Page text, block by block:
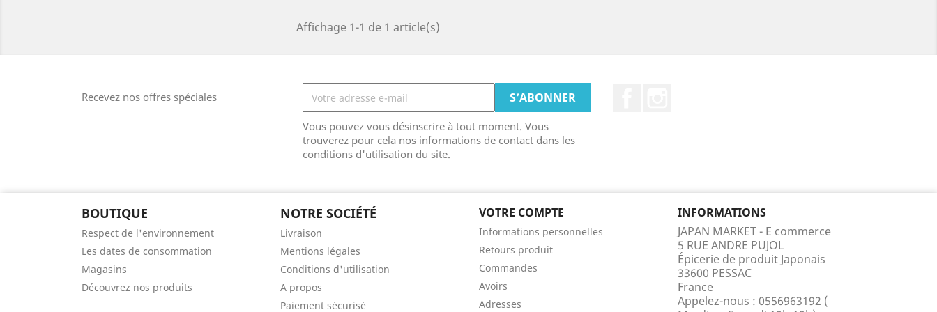
Affichage 1-1 de 1 article(s)
Recevez nos offres spéciales
Vous pouvez vous désinscrire à tout moment. Vous
trouverez pour cela nos informations de contact dans les
conditions d'utilisation du site.
BOUTIQUE
Respect de l'environnement
Les dates de consommation
Magasins
Découvrez nos produits
NOTRE SOCIÉTÉ
Livraison
Mentions légales
Conditions d'utilisation
A propos
Paiement sécurisé
VOTRE COMPTE
Informations personnelles
Retours produit
Commandes
Avoirs
Adresses
INFORMATIONS
JAPAN MARKET - E commerce
5 RUE ANDRE PUJOL
Épicerie de produit Japonais
33600 PESSAC
France
Appelez-nous : 0556963192 (